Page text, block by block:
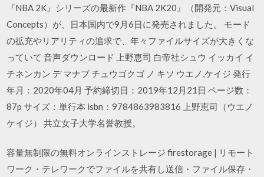
『NBA 2K』シリーズの最新作『NBA 2K20』（開発元：Visual
Concepts）が、日本国内で9月6日に発売されました。 モード
の拡充やリアリティの追求で、年々ファイルサイズが大きくな
っていて 音声ダウンロード 上野恵司 白帝社シュウ イッカイ イ
チネンカン デ マナブ チュウゴクゴ ノ キソ ウエノ,ケイジ 発行
年月：2020年04月 予約締切日：2019年12月21日 ページ数：
87p サイズ：単行本 isbn：9784863983816 上野恵司（ウエノ
ケイジ） 共立女子大学名誉教授。
容量無制限の無料オンラインストレージ firestorage | リモート
ワーク・テレワークでファイルを共有し送信・ファイル保存・